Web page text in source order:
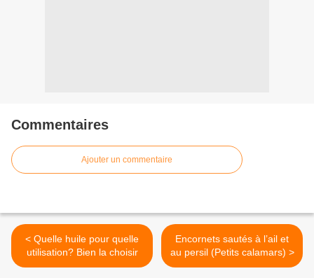
Commentaires
Ajouter un commentaire
< Quelle huile pour quelle
utilisation? Bien la choisir
Encornets sautés à l’ail et
au persil (Petits calamars) >